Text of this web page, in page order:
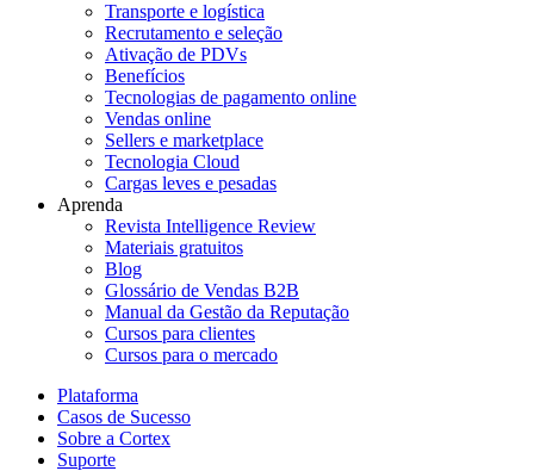
Transporte e logística
Recrutamento e seleção
Ativação de PDVs
Benefícios
Tecnologias de pagamento online
Vendas online
Sellers e marketplace
Tecnologia Cloud
Cargas leves e pesadas
Aprenda
Revista Intelligence Review
Materiais gratuitos
Blog
Glossário de Vendas B2B
Manual da Gestão da Reputação
Cursos para clientes
Cursos para o mercado
Plataforma
Casos de Sucesso
Sobre a Cortex
Suporte